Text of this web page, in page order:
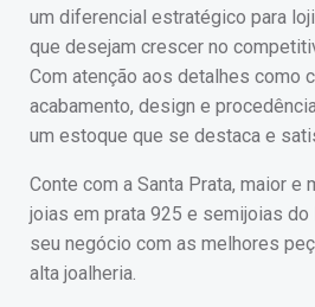
um diferencial estratégico para
que desejam crescer no
Com atenção aos detalhes como
acabamento, design e
um estoque que se destaca e
Conte com a Santa Prata, maior e
joias em prata 925 e semijoias do
seu negócio com as melhores
alta joalheria.